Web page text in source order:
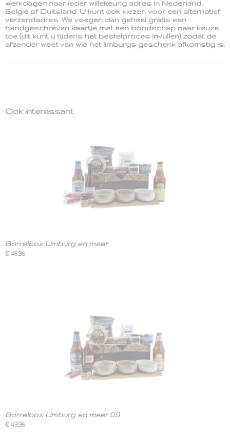
werkdagen naar ieder willekeurig adres in Nederland,
België of Duitsland. U kunt ook kiezen voor een alternatief
verzendadres. We voegen dan geheel gratis een
handgeschreven kaartje met een boodschap naar keuze
toe (dit kunt u tijdens het bestelproces invullen) zodat de
afzender weet van wie het limburgs geschenk afkomstig is.
Ook interessant
Borrelbox Limburg en meer
€ 46,95
Borrelbox Limburg en meer 0.0
€ 43,95